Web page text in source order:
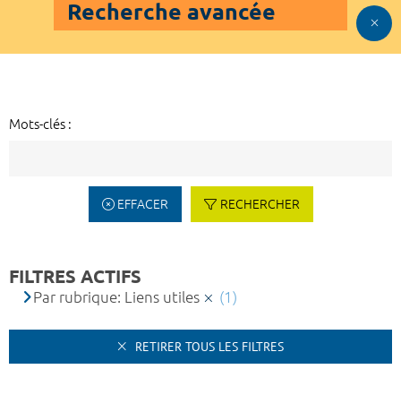
Recherche avancée
Mots-clés :
EFFACER RECHERCHER
FILTRES ACTIFS
Par rubrique: Liens utiles (1)
RETIRER TOUS LES FILTRES